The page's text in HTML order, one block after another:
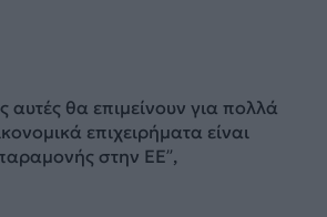
αυτές θα επιμείνουν για πολλά
επιχειρήματα είναι
στην ΕΕ”,